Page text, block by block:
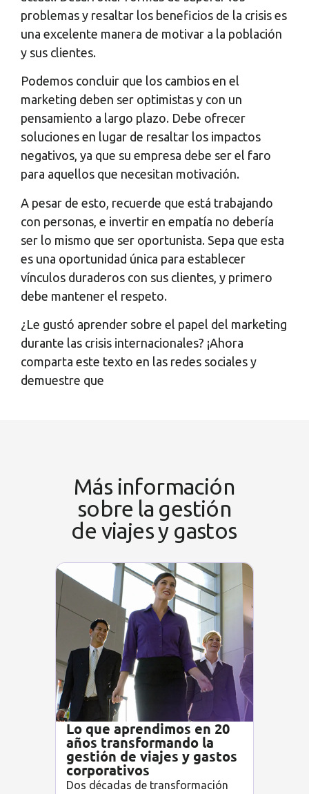
problemas y resaltar los beneficios de la crisis es
una excelente manera de motivar a la población
y sus clientes.
Podemos concluir que los cambios en el
marketing deben ser optimistas y con un
pensamiento a largo plazo. Debe ofrecer
soluciones en lugar de resaltar los impactos
negativos, ya que su empresa debe ser el faro
para aquellos que necesitan motivación.
A pesar de esto, recuerde que está trabajando
con personas, e invertir en empatía no debería
ser lo mismo que ser oportunista. Sepa que esta
es una oportunidad única para establecer
vínculos duraderos con sus clientes, y primero
debe mantener el respeto.
¿Le gustó aprender sobre el papel del marketing
durante las crisis internacionales? ¡Ahora
comparta este texto en las redes sociales y
demuestre que
Más información
sobre la gestión
de viajes y gastos
Lo que aprendimos en 20
años transformando la
gestión de viajes y gastos
corporativos
Dos décadas de transformación